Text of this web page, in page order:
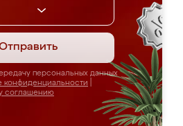
персональных данных
конфиденциальности
соглашению